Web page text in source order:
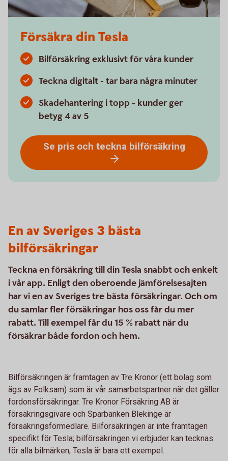
Försäkra din Tesla
Bilförsäkring exklusivt för våra kunder
Teckna digitalt - tar bara några minuter
Skadehantering i topp - kunder ger
betyg 4 av 5
Se pris och teckna bilförsäkring
En av Sveriges 3 bästa
bilförsäkringar
Teckna en försäkring till din Tesla snabbt och enkelt
i vår app. Enligt den oberoende jämförelsesajten
har vi en av Sveriges tre bästa försäkringar. Och om
du samlar fler försäkringar hos oss får du mer
rabatt. Till exempel får du 15 % rabatt när du
försäkrar både fordon och hem.
Bilförsäkringen är framtagen av Tre Kronor (ett bolag som
ägs av Folksam) som är vår samarbetspartner när det gäller
fordonsförsäkringar. Tre Kronor Försäkring AB är
försäkringsgivare och Sparbanken Blekinge är
försäkringsförmedlare. Bilförsäkringen är inte framtagen
specifikt för Tesla; bilförsäkringen vi erbjuder kan tecknas
för alla bilmärken, Tesla är bara ett exempel.